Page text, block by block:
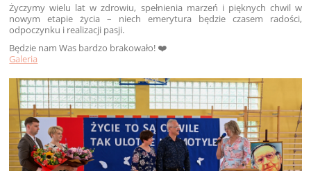
Życzymy wielu lat w zdrowiu, spełnienia marzeń i pięknych chwil w
nowym etapie życia – niech emerytura będzie czasem radości,
odpoczynku i realizacji pasji.
Będzie nam Was bardzo brakowało! ❤️
Galeria